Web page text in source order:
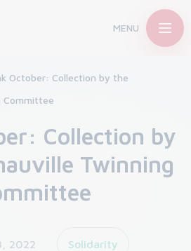
MENU
October: Collection by the
Committee
Collection by
Twinning
2022 Solidarity